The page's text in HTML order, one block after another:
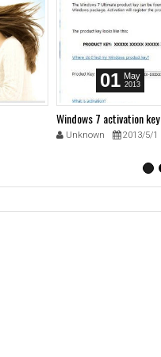
01 May
2013
Windows 7 activation key
Unknown 2013/5/1